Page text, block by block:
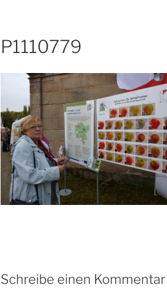
P1110779
Schreibe einen Kommentar